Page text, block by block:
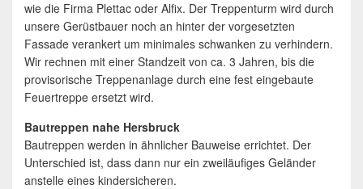
wie die Firma Plettac oder Alfix. Der Treppenturm wird durch
unsere Gerüstbauer noch an hinter der vorgesetzten
Fassade verankert um minimales schwanken zu verhindern.
Wir rechnen mit einer Standzeit von ca. 3 Jahren, bis die
provisorische Treppenanlage durch eine fest eingebaute
Feuertreppe ersetzt wird.
Bautreppen nahe Hersbruck
Bautreppen werden in ähnlicher Bauweise errichtet. Der
Unterschied ist, dass dann nur ein zweiläufiges Geländer
anstelle eines kindersicheren.